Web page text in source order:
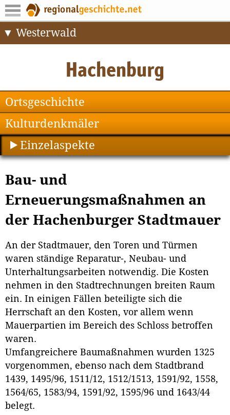
Westerwald
Ortsgeschichte
Kulturdenkmäler
Einzelaspekte
Bau- und
Erneuerungsmaßnahmen an
der Hachenburger Stadtmauer
An der Stadtmauer, den Toren und Türmen
waren ständige Reparatur-, Neubau- und
Unterhaltungsarbeiten notwendig. Die Kosten
nehmen in den Stadtrechnungen breiten Raum
ein. In einigen Fällen beteiligte sich die
Herrschaft an den Kosten, vor allem wenn
Mauerpartien im Bereich des Schloss betroffen
waren.
Umfangreichere Baumaßnahmen wurden 1325
vorgenommen, ebenso nach dem Stadtbrand
1439, 1495/96, 1511/12, 1512/1513, 1591/92, 1558,
1564/65, 1583/94, 1591/92, 1595/96 und 1643/44
belegt.